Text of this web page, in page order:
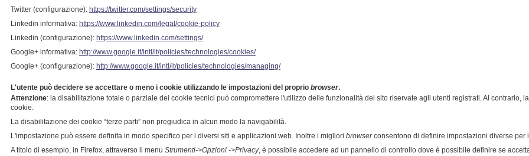
Twitter (configurazione): https://twitter.com/settings/security
Linkedin informativa: https://www.linkedin.com/legal/cookie-policy
Linkedin (configurazione): https://www.linkedin.com/settings/
Google+ informativa: http://www.google.it/intl/it/policies/technologies/cookies/
Google+ (configurazione): http://www.google.it/intl/it/policies/technologies/managing/
L'utente può decidere se accettare o meno i cookie utilizzando le impostazioni del proprio browser.
Attenzione: la disabilitazione totale o parziale dei cookie tecnici può compromettere l'utilizzo delle funzionalità del sito riservate agli utenti registrati. Al
cookie.
La disabilitazione dei cookie “terze parti” non pregiudica in alcun modo la navigabilità.
L'impostazione può essere definita in modo specifico per i diversi siti e applicazioni web. Inoltre i migliori browserconsentono di definire impostazioni diverse per i
A titolo di esempio, in Firefox, attraverso il menu Strumenti->Opzioni ->Privacy, è possibile accedere ad un pannello di controllo dove è possibile definire se